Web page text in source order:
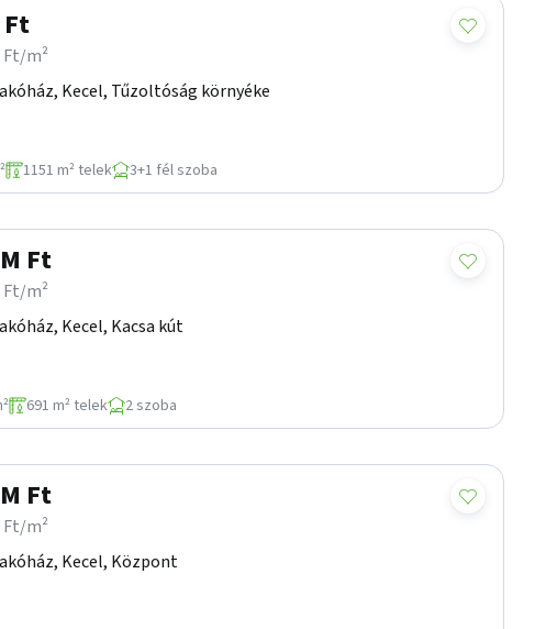
Ft
Ft/m²
Kecel, Tűzoltóság környéke
1151 m² telek 3+1 fél szoba
Ft
Ft/m²
Kecel, Kacsa kút
691 m² telek 2 szoba
Ft
Ft/m²
Kecel, Központ